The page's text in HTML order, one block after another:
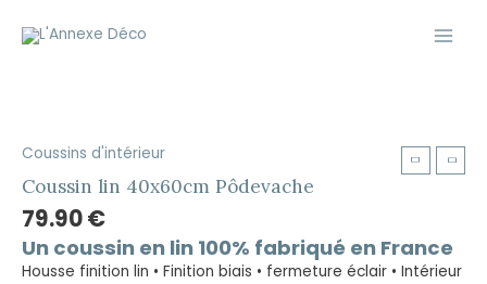
Coussins d'intérieur
Coussin lin 40x60cm Pôdevache
79.90€
Un coussin en lin 100% fabriqué en France
Housse finition lin • Finition biais • fermeture éclair • Intérieur
Coussin
lin
40x60cm
quantity